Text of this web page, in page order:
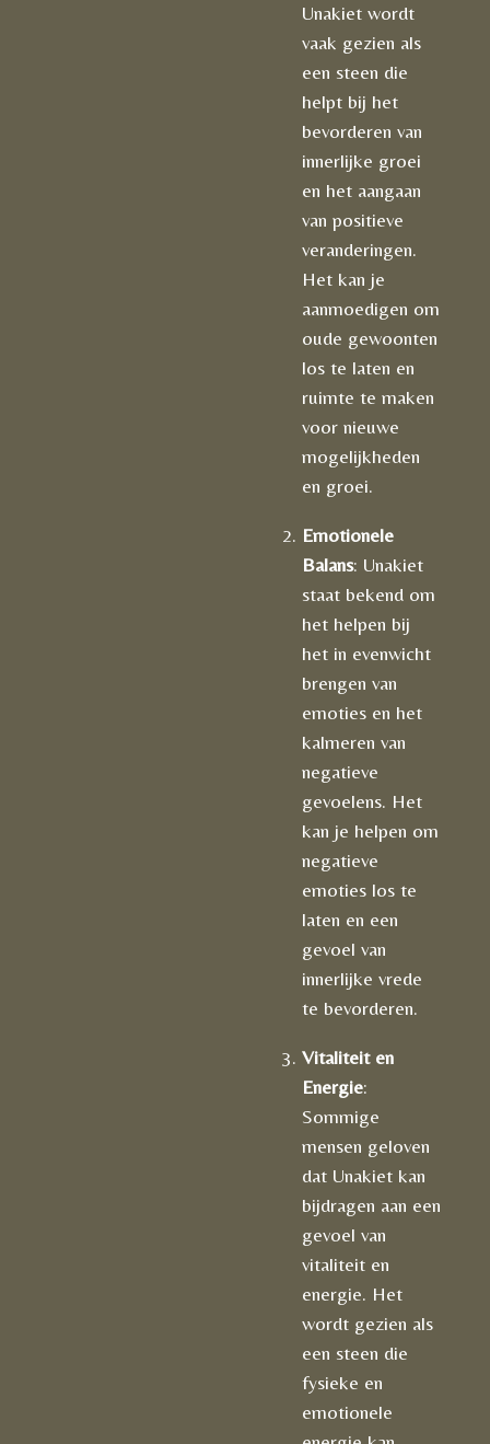
Unakiet wordt
vaak gezien als
een steen die
helpt bij het
bevorderen van
innerlijke groei
en het aangaan
van positieve
veranderingen.
Het kan je
aanmoedigen om
oude gewoonten
los te laten en
ruimte te maken
voor nieuwe
mogelijkheden
en groei.
Emotionele
Balans: Unakiet
staat bekend om
het helpen bij
het in evenwicht
brengen van
emoties en het
kalmeren van
negatieve
gevoelens. Het
kan je helpen om
negatieve
emoties los te
laten en een
gevoel van
innerlijke vrede
te bevorderen.
Vitaliteit en
Energie:
Sommige
mensen geloven
dat Unakiet kan
bijdragen aan een
gevoel van
vitaliteit en
energie. Het
wordt gezien als
een steen die
fysieke en
emotionele